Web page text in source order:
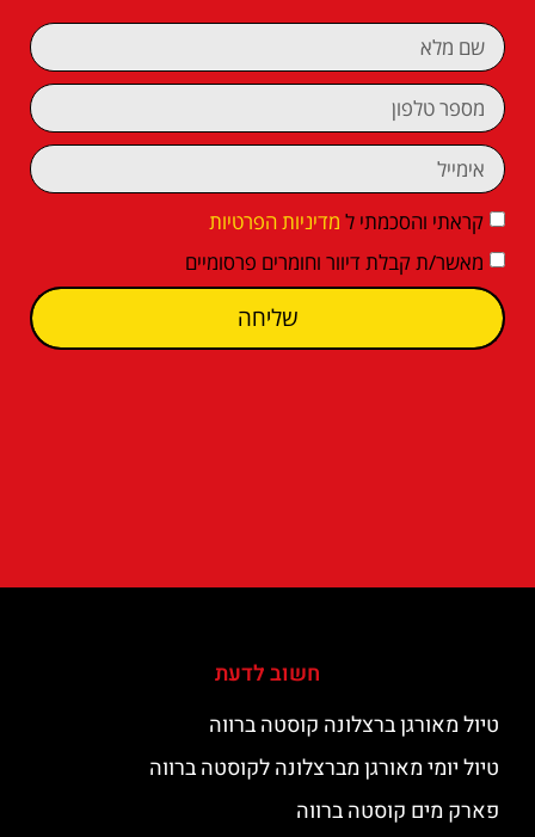
קראתי והסכמתי ל מדיניות הפרטיות
מאשר/ת קבלת דיוור וחומרים פרסומיים
שליחה
חשוב לדעת
טיול מאורגן ברצלונה קוסטה ברווה
טיול יומי מאורגן מברצלונה לקוסטה ברווה
פארק מים קוסטה ברווה